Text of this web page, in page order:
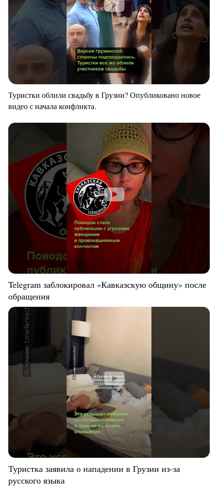
Туристки облили свадьбу в Грузии? Опубликовано новое
видео с начала конфликта.
Telegram заблокировал «Кавказскую общину» после
обращения
Туристка заявила о нападении в Грузии из-за
русского языка